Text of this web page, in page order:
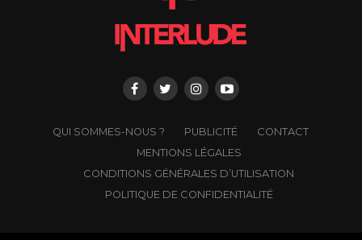
QUI SOMMES-NOUS ? PUBLICITÉ
CONTACT
MENTIONS LÉGALES
CONDITIONS GÉNÉRALES D’UTILISATION
POLITIQUE DE CONFIDENTIALITÉ